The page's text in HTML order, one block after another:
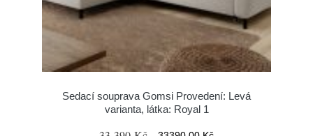
Sedací souprava Gomsi Provedení: Levá
varianta, látka: Royal 1